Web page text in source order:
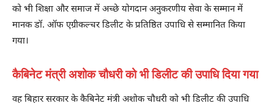
को भी शिक्षा और समाज में अच्छे योगदान अनुकरणीय सेवा के सम्मान में
मानक डॉ. ऑफ एग्रीकल्चर डिलीट के प्रतिष्ठित उपाधि से सम्मानित किया
गया।
कैबिनेट मंत्री अशोक चौधरी को भी डिलीट की उपाधि दिया गया
वह बिहार सरकार के कैबिनेट मंत्री अशोक चौधरी को भी डिलीट की उपाधि